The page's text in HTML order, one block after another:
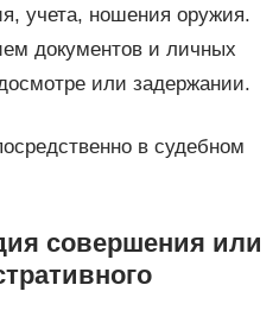
учета, ношения оружия.
документов и личных
или задержании.
в судебном
совершения или